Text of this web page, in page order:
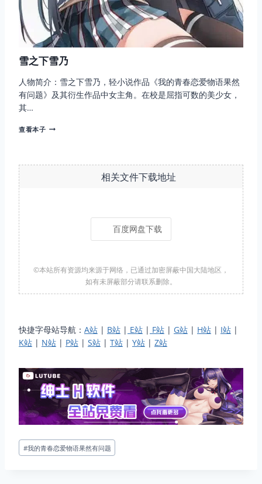
雪之下雪乃
人物简介：雪之下雪乃，轻小说作品《我的青春恋爱物语果然
有问题》及其衍生作品中女主角。在校是屈指可数的美少女，
其…
查看本子雪
乃
相关文件下载地址
百度网盘下载
©本站所有资源均来源于网络，已通过加密屏蔽中国大陆地区，
如有未屏蔽部分请联系删除。
快捷字母站导航： A站 | B站 | E站 | F站 | G站 | H站 | I站 |
K站 | N站 | P站 | S站 | T站 | Y站 | Z站
文
章
#我的青春恋爱物语果然有问题